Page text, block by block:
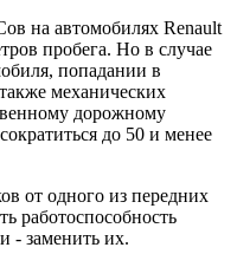
на автомобилях Renault
пробега. Но в случае
попадании в
механических
дорожному
до 50 и менее
от одного из передних
работоспособность
- заменить их.